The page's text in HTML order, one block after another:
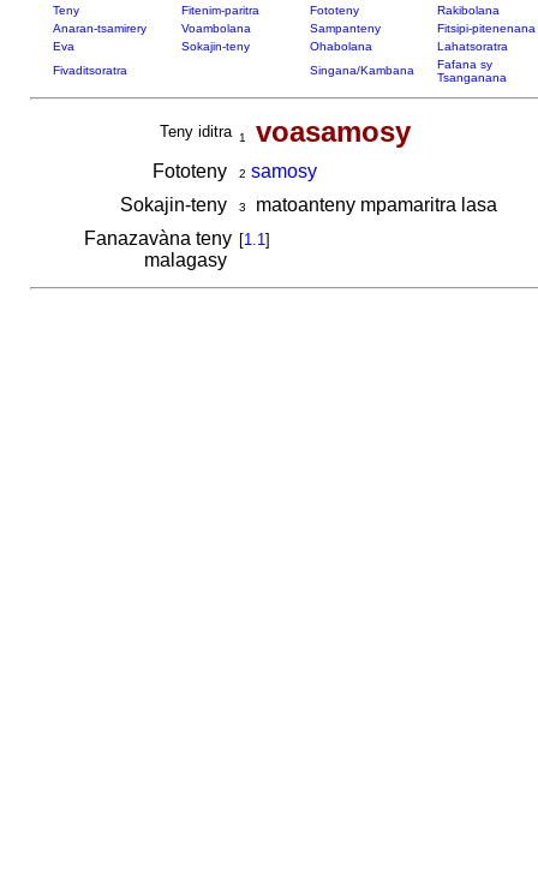
Teny Fitenim-paritra Fototeny
Rakibolana
Anaran-tsamirery
Voambolana Sampanteny
Fitsipi-pitenenana
Eva
Sokajin-teny Ohabolana
Lahatsoratra
Fivaditsoratra
Singana/Kambana
Fafana sy
Tsanganana
Teny iditra 1 voasamosy
Fototeny 2 samosy
Sokajin-teny
3
matoanteny mpamaritra lasa
Fanazavàna teny
malagasy
[1.1]